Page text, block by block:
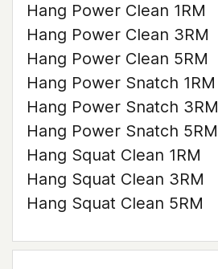
Hang Power Clean 1RM
Hang Power Clean 3RM
Hang Power Clean 5RM
Hang Power Snatch 1RM
Hang Power Snatch 3RM
Hang Power Snatch 5RM
Hang Squat Clean 1RM
Hang Squat Clean 3RM
Hang Squat Clean 5RM